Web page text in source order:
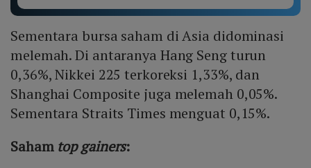
Sementara bursa saham di Asia didominasi
melemah. Di antaranya Hang Seng turun
0,36%, Nikkei 225 terkoreksi 1,33%, dan
Shanghai Composite juga melemah 0,05%.
Sementara Straits Times menguat 0,15%.
Saham top gainers: